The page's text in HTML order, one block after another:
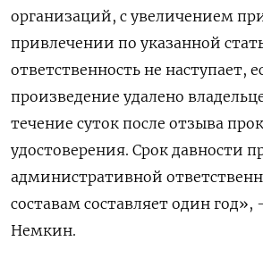
организаций, с увеличением
привлечении по указанной
ответственность не наступает,
произведение удалено
течение суток после отзыва
удостоверения. Срок давности
административной
составам составляет один
Немкин.